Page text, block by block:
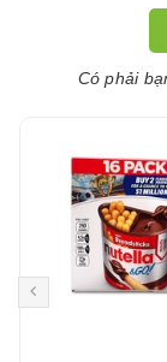
Có phải